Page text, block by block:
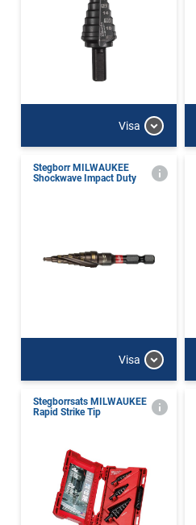
Visa
Stegborr MILWAUKEE
Shockwave Impact Duty
Visa
Stegborrsats MILWAUKEE
Rapid Strike Tip